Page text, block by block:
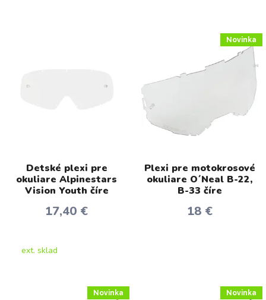
Detské plexi pre
okuliare Alpinestars
Vision Youth číre
17,40 €
ext. sklad
Novinka
Plexi pre motokrosové
okuliare O´Neal B-22,
B-33 číre
18 €
Novinka Novinka